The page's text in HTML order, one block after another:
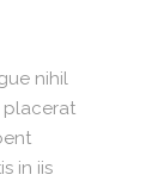
nihil
placerat
in iis